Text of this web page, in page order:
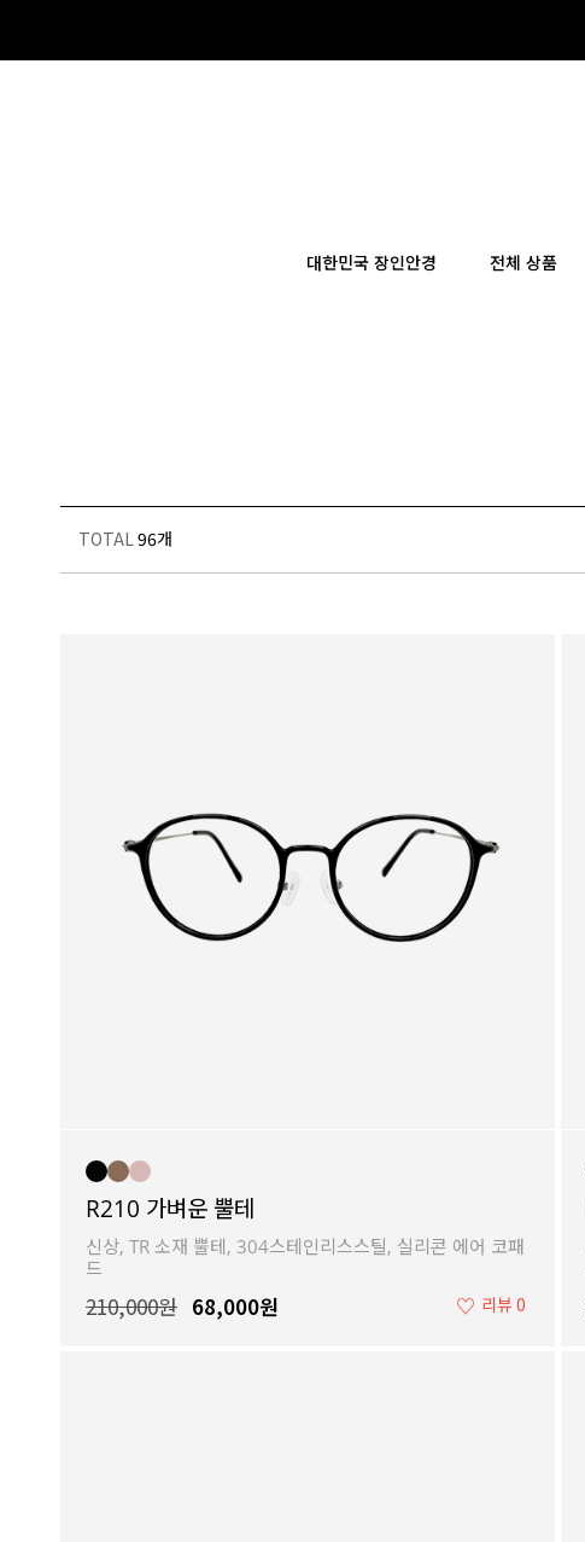
대한민국 장인안경 전체 상품
TOTAL96개
R210 가벼운 뿔테
신상, TR 소재 뿔테, 304스테인리스스틸, 실리콘 에어 코패
드
210,000원 68,000원 ♡ 리뷰 0